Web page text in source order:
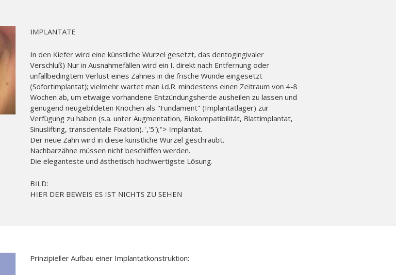
IMPLANTATE
In den Kiefer wird eine künstliche Wurzel gesetzt, das dentogingivaler
Verschluß) Nur in Ausnahmefällen wird ein I. direkt nach Entfernung oder
unfallbedingtem Verlust eines Zahnes in die frische Wunde eingesetzt
(Sofortimplantat); vielmehr wartet man i.d.R. mindestens einen Zeitraum von 4-8
Wochen ab, um etwaige vorhandene Entzündungsherde ausheilen zu lassen und
genügend neugebildeten Knochen als "Fundament" (Implantatlager) zur
Verfügung zu haben (s.a. unter Augmentation, Biokompatibilität, Blattimplantat,
Sinuslifting, transdentale Fixation). ','5');"> Implantat.
Der neue Zahn wird in diese künstliche Wurzel geschraubt.
Nachbarzähne müssen nicht beschliffen werden.
Die eleganteste und ästhetisch hochwertigste Lösung.
BILD:
HIER DER BEWEIS ES IST NICHTS ZU SEHEN
Prinzipieller Aufbau einer Implantatkonstruktion: